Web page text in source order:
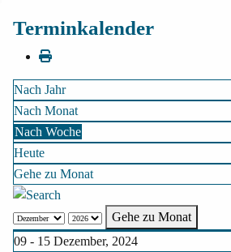
Terminkalender
Nach Jahr
Nach Monat
Nach Woche
Heute
Gehe zu Monat
Gehe zu Monat
09 - 15 Dezember, 2024